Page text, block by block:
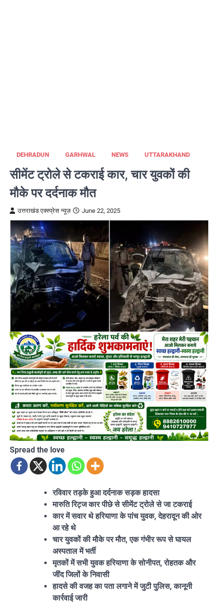
DEHRADUN GARHWAL NEWS UTTARAKHAND
सीमेंट ट्रोले से टकराई कार, चार युवकों की
मौके पर दर्दनाक मौत
उत्तराखंड एक्स्प्रेस न्यूज़ June 22, 2025
Spread the love
रविवार तड़के हुआ दर्दनाक सड़क हादसा
मारुति रिट्ज कार पीछे से सीमेंट ट्रोले से जा टकराई
कार में सवार थे हरियाणा के पांच युवक, देहरादून की ओर
आ रहे थे
चार युवकों की मौके पर मौत, एक गंभीर रूप से घायल
अस्पताल में भर्ती
मृतकों में सभी युवक हरियाणा के सोनीपत, रोहतक और
जींद जिलों के निवासी
हादसे की वजह का पता लगाने में जुटी पुलिस, कानूनी
कार्रवाई जारी